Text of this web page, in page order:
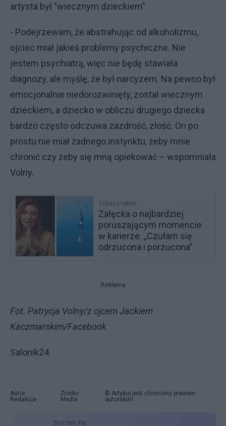
artysta był "wiecznym dzieckiem".
- Podejrzewam, że abstrahując od alkoholizmu,
ojciec miał jakieś problemy psychiczne. Nie
jestem psychiatrą, więc nie będę stawiała
diagnozy, ale myślę, że był narcyzem. Na pewno był
emocjonalnie niedorozwinięty, został wiecznym
dzieckiem, a dziecko w obliczu drugiego dziecka
bardzo często odczuwa zazdrość, złość. On po
prostu nie miał żadnego instynktu, żeby mnie
chronić czy żeby się mną opiekować – wspomniała
Volny.
Zobacz także
Załęcka o najbardziej
poruszającym momencie
w karierze. „Czułam się
odrzucona i porzucona”
Reklama
Fot. Patrycja Volny/z ojcem Jackiem
Kaczmarskim/Facebook
Salonik24
Autor:
Redakcja
Źródło:
Media
© Artykuł jest chroniony prawem
autorskim.